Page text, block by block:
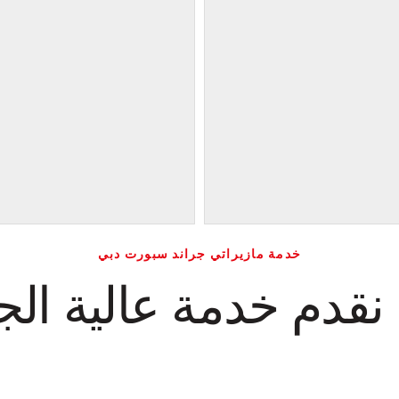
خدمة مازيراتي جراند سبورت دبي
خدمة عالية